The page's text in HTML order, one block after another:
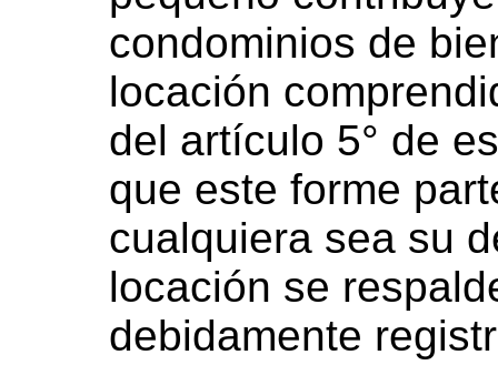
condominios de
locación
del artículo 5° de
que este forme
cualquiera sea su
locación se
debidamente